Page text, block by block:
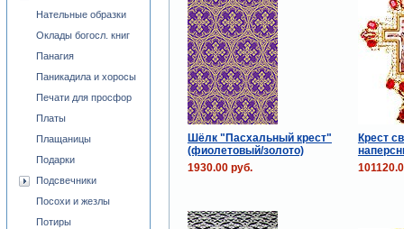
Шёлк "Пасхальный крест"
(фиолетовый/золото)
Крест
1930.00 руб.
Нательные образки
Оклады богосл. книг
Панагия
Паникадила и хоросы
Печати для просфор
Платы
Плащаницы
Подарки
Подсвечники
Посохи и жезлы
Потиры